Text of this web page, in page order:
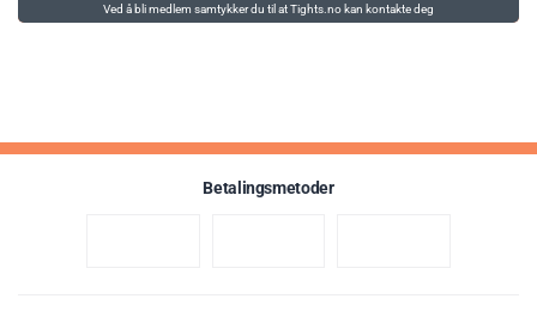
Ved å bli medlem samtykker du til at Tights.no kan kontakte deg
Betalingsmetoder